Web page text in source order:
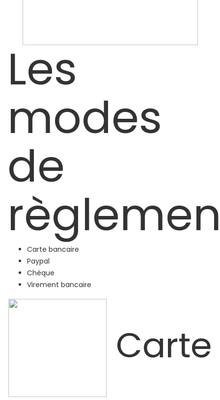
Les
modes
de
Carte bancaire
Paypal
Chèque
Virement bancaire
Carte